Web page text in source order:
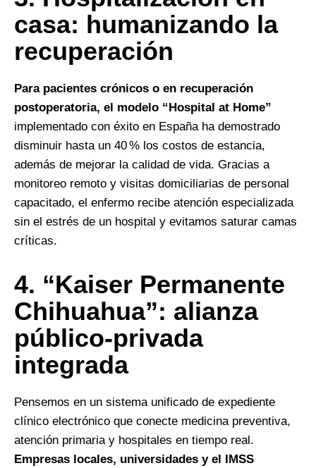
casa: humanizando la
recuperación
Para pacientes crónicos o en recuperación
postoperatoria, el modelo “Hospital at Home”
implementado con éxito en España ha demostrado
disminuir hasta un 40 % los costos de estancia,
además de mejorar la calidad de vida. Gracias a
monitoreo remoto y visitas domiciliarias de personal
capacitado, el enfermo recibe atención especializada
sin el estrés de un hospital y evitamos saturar camas
críticas.
4.⁠ ⁠“Kaiser Permanente
Chihuahua”: alianza
público-privada
integrada
Pensemos en un sistema unificado de expediente
clínico electrónico que conecte medicina preventiva,
atención primaria y hospitales en tiempo real.
Empresas locales, universidades y el IMSS